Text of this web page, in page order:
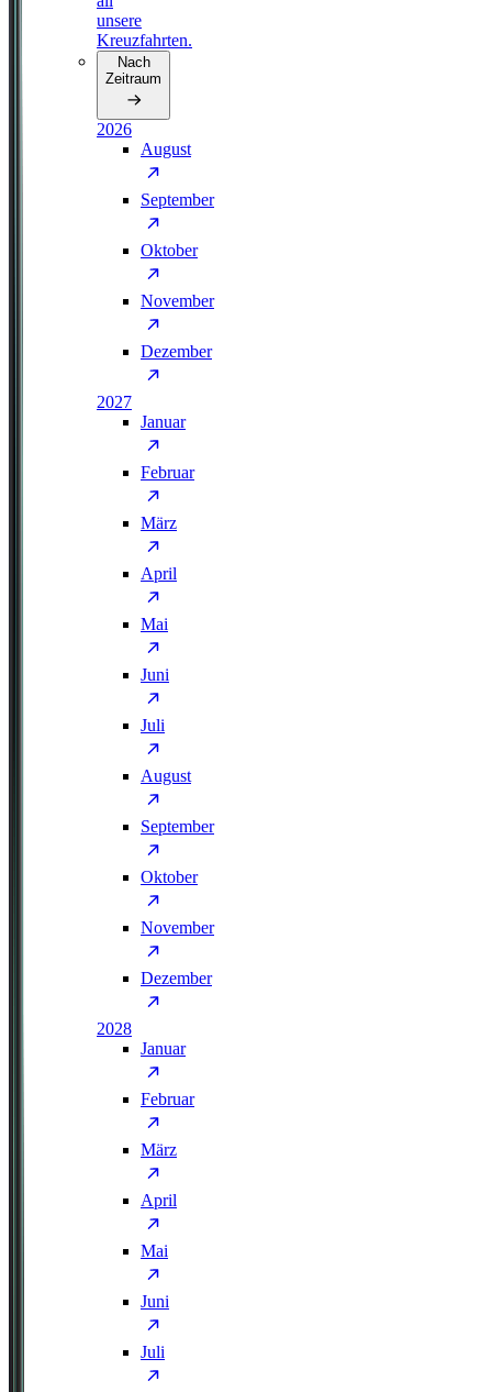
unsere
Kreuzfahrten.
Nach
Zeitraum
2026
August
September
Oktober
November
Dezember
2027
Januar
Februar
März
April
Mai
Juni
Juli
August
September
Oktober
November
Dezember
2028
Januar
Februar
März
April
Mai
Juni
Juli